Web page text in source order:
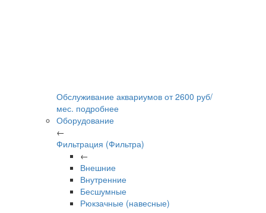
Обслуживание аквариумов от2600 руб/
мес. подробнее
Оборудование
←
Фильтрация (Фильтра)
←
Внешние
Внутренние
Бесшумные
Рюкзачные (навесные)